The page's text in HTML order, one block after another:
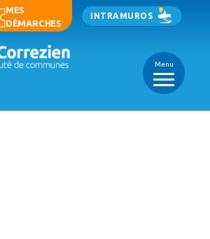
MES
DÉMARCHES
INTRAMUROS
Menu
_
_
cookies